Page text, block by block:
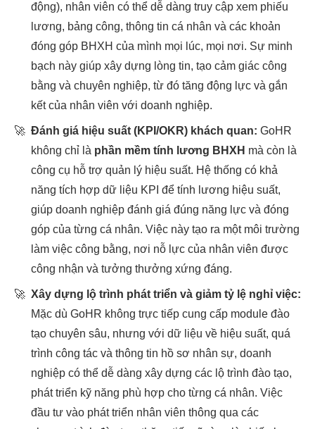
động), nhân viên có thể dễ dàng truy cập xem phiếu
lương, bảng công, thông tin cá nhân và các khoản
đóng góp BHXH của mình mọi lúc, mọi nơi. Sự minh
bạch này giúp xây dựng lòng tin, tạo cảm giác công
bằng và chuyên nghiệp, từ đó tăng động lực và gắn
kết của nhân viên với doanh nghiệp.
🚀 Đánh giá hiệu suất (KPI/OKR) khách quan: GoHR
không chỉ là phần mềm tính lương BHXH mà còn là
công cụ hỗ trợ quản lý hiệu suất. Hệ thống có khả
năng tích hợp dữ liệu KPI để tính lương hiệu suất,
giúp doanh nghiệp đánh giá đúng năng lực và đóng
góp của từng cá nhân. Việc này tạo ra một môi trường
làm việc công bằng, nơi nỗ lực của nhân viên được
công nhận và tưởng thưởng xứng đáng.
🚀 Xây dựng lộ trình phát triển và giảm tỷ lệ nghỉ việc:
Mặc dù GoHR không trực tiếp cung cấp module đào
tạo chuyên sâu, nhưng với dữ liệu về hiệu suất, quá
trình công tác và thông tin hồ sơ nhân sự, doanh
nghiệp có thể dễ dàng xây dựng các lộ trình đào tạo,
phát triển kỹ năng phù hợp cho từng cá nhân. Việc
đầu tư vào phát triển nhân viên thông qua các